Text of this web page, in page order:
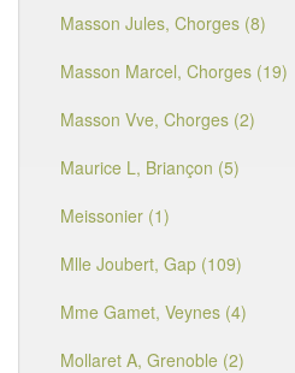
Masson Jules, Chorges (8)
Masson Marcel, Chorges (19)
Masson Vve, Chorges (2)
Maurice L, Briançon (5)
Meissonier (1)
Mlle Joubert, Gap (109)
Mme Gamet, Veynes (4)
Mollaret A, Grenoble (2)